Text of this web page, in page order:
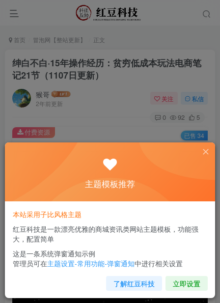
首页 冒泡网【整站更新】 正文
绅白不白·15年操作经历：贫穷低成本玩法电商笔
记21节（1107日更新）
猴哥
2年前更新
关注 私信
0 92 5
此内容为付费资源，请付费后查看
￥9.9
您当前未登录！建议登陆后购买，可保存购买订单
付费资源 已售 34
绅白不白·15年操作经历：贫穷低成本玩法电商笔记21节
主题模板推荐
本站采用子比风格主题
红豆科技是一款漂亮优雅的商城资讯类网站主题模板，功能强
大，配置简单
这是一条系统弹窗通知示例
管理员可在主题设置-常用功能-弹窗通知中进行相关设置
了解红豆科技 立即设置